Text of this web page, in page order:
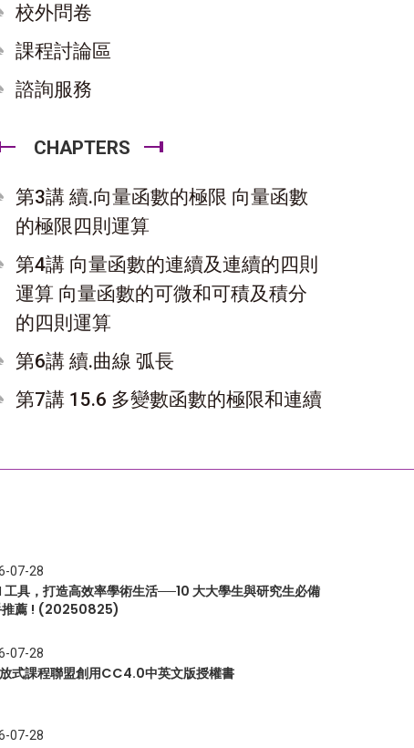
校外問卷
課程討論區
諮詢服務
CHAPTERS
第3講 續.向量函數的極限 向量函數
的極限四則運算
第4講 向量函數的連續及連續的四則
運算 向量函數的可微和可積及積分
的四則運算
第6講 續.曲線 弧長
第7講 15.6 多變數函數的極限和連續
07-28
工具，打造高效率學術生活──10 大大學生與研究生必備
推薦 ! (20250825)
07-28
式課程聯盟創用CC4.0中英文版授權書
07-28